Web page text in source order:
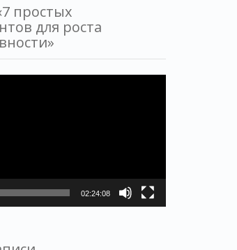
простых
для роста
02:24:08